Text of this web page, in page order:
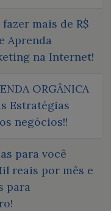
fazer mais de R$
Aprenda
na Internet!
ORGÂNICA
Estratégias
negócios!!
para você
reais por mês e
para